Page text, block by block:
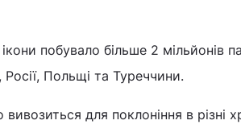
побувало більше 2 мільйонів
Росії, Польщі та Туреччини.
для поклоніння в різні